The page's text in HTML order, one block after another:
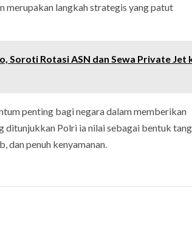
merupakan langkah strategis yang patut
Soroti Rotasi ASN dan Sewa Private Jet
penting bagi negara dalam memberikan
ditunjukkan Polri ia nilai sebagai bentuk
dan penuh kenyamanan.